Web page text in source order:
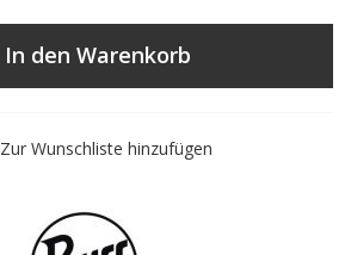
In den Warenkorb
Zur Wunschliste hinzufügen